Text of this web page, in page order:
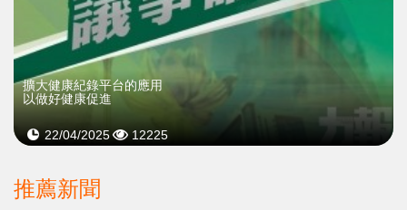
擴大健康紀錄平台的應用
以做好健康促進
22/04/2025 12225
推薦新聞